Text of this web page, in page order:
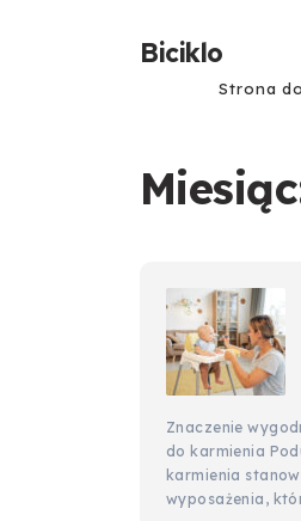
Biciklo
Strona
Znaczenie
do karmienia
karmienia
wyposażenia,